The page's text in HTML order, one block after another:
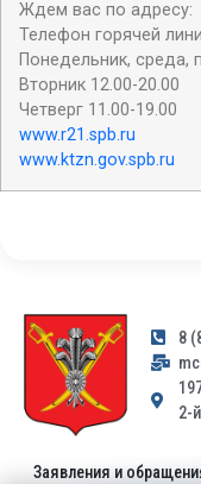
Ждем вас по адресу:
Телефон горячей
Понедельник, среда,
Вторник 12.00-20.00
Четверг 11.00-19.00
www.r21.spb.ru
www.ktzn.gov.spb.ru
8
2-
Заявления и